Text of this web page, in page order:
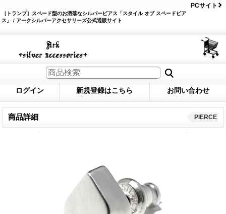
［トランプ］スペード型のお洒落なシルバーピアス「スタイル オブ スペードピア
ス」 / アークシルバーアクセサリーズ公式通販サイト
PCサイト
ログイン 新規登録はこちら お問い合わせ
商品詳細 PIERCE